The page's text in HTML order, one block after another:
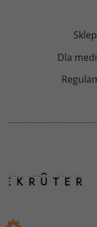
Sklep
Dla